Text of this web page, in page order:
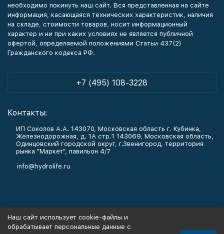
необходимо покинуть наш сайт. Вся представленная на сайте
информация, касающаяся технических характеристик, наличия
на складе, стоимости товаров, носит информационный
характер и ни при каких условиях не является публичной
офертой, определяемой положениями Статьи 437(2)
Гражданского кодекса РФ.
+7 (495) 108-3228
Контакты:
ИП Соколов А.А. 143070, Московская область г. Кубинка,
Железнодорожная, д. 1А стр.1 143069, Московская область,
Одинцовский городской округ, г.Звенигород, территория
рынка "Маркет", павильон 4/7
info@hydrolife.ru
Наш сайт использует cookie-файлы и
обрабатывает персональные данные с